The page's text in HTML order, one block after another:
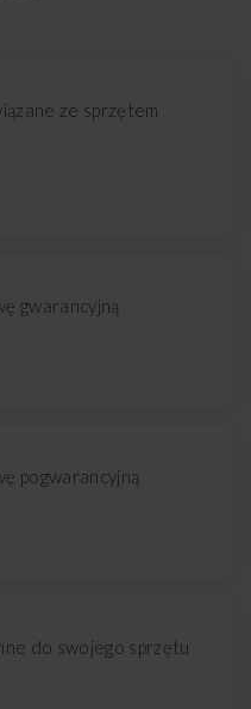
ze sprzętem
gwarancyjną
pogwarancyjną
do swojego sprzętu